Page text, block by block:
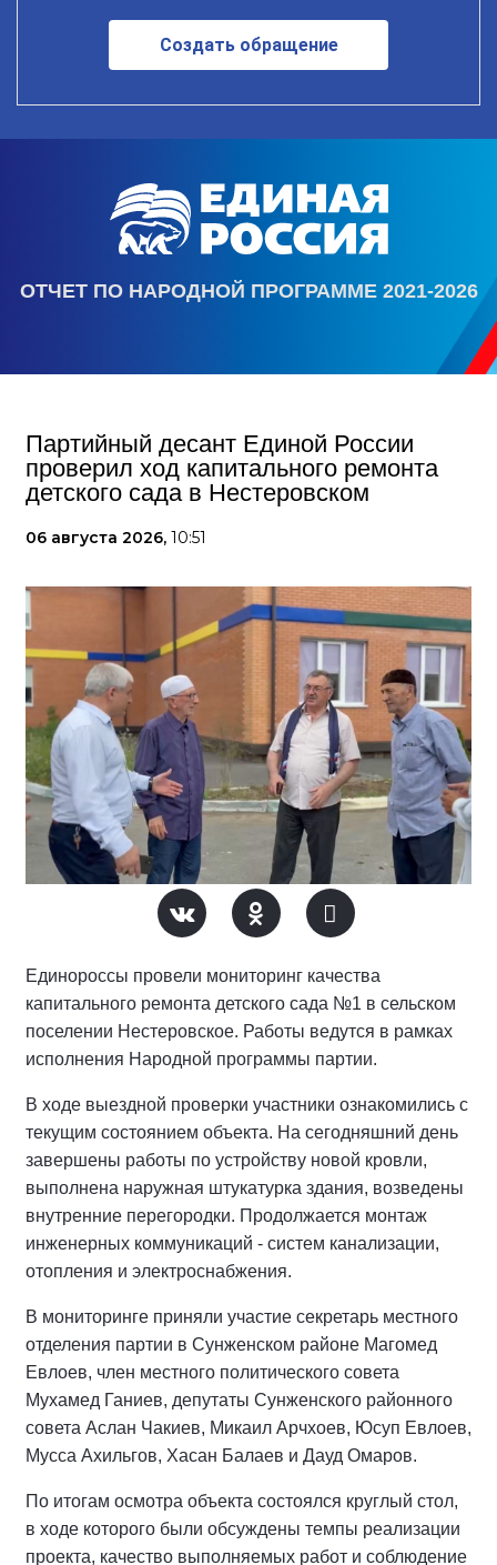
Создать обращение
ОТЧЕТ ПО НАРОДНОЙ ПРОГРАММЕ 2021-2026
Партийный десант Единой России
проверил ход капитального ремонта
детского сада в Нестеровском
06 августа 2026, 10:51
Единороссы провели мониторинг качества
капитального ремонта детского сада №1 в сельском
поселении Нестеровское. Работы ведутся в рамках
исполнения Народной программы партии.
В ходе выездной проверки участники ознакомились с
текущим состоянием объекта. На сегодняшний день
завершены работы по устройству новой кровли,
выполнена наружная штукатурка здания, возведены
внутренние перегородки. Продолжается монтаж
инженерных коммуникаций - систем канализации,
отопления и электроснабжения.
В мониторинге приняли участие секретарь местного
отделения партии в Сунженском районе Магомед
Евлоев, член местного политического совета
Мухамед Ганиев, депутаты Сунженского районного
совета Аслан Чакиев, Микаил Арчхоев, Юсуп Евлоев,
Мусса Ахильгов, Хасан Балаев и Дауд Омаров.
По итогам осмотра объекта состоялся круглый стол,
в ходе которого были обсуждены темпы реализации
проекта, качество выполняемых работ и соблюдение